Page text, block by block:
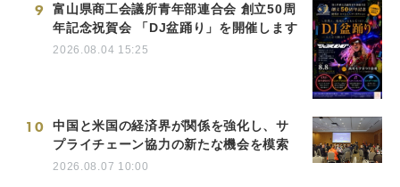
9
富山県商工会議所青年部連合会 創立50周
年記念祝賀会 「DJ盆踊り」を開催します
2026.08.04 15:25
10
中国と米国の経済界が関係を強化し、サ
プライチェーン協力の新たな機会を模索
2026.08.07 10:00